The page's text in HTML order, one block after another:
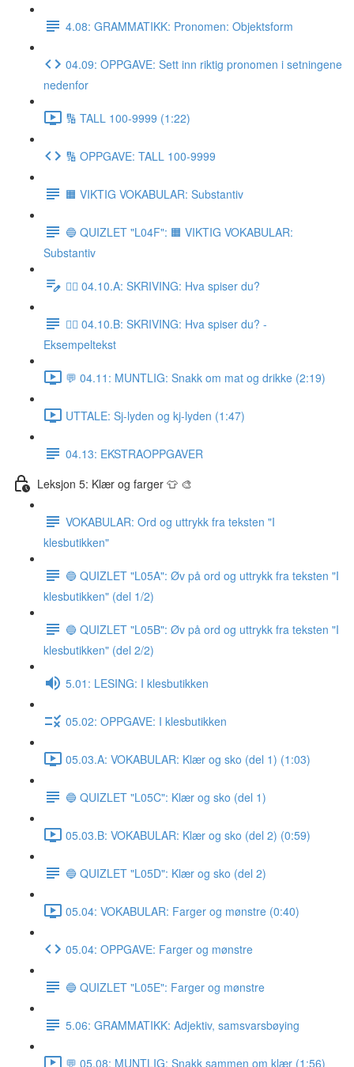
4.08: GRAMMATIKK: Pronomen: Objektsform
04.09: OPPGAVE: Sett inn riktig pronomen i setningene
nedenfor
🔢 TALL 100-9999 (1:22)
🔢 OPPGAVE: TALL 100-9999
🟧 VIKTIG VOKABULAR: Substantiv
🔵 QUIZLET "L04F": 🟧 VIKTIG VOKABULAR:
Substantiv
✍🏼 04.10.A: SKRIVING: Hva spiser du?
✍🏼 04.10.B: SKRIVING: Hva spiser du? -
Eksempeltekst
💬 04.11: MUNTLIG: Snakk om mat og drikke (2:19)
UTTALE: Sj-lyden og kj-lyden (1:47)
04.13: EKSTRAOPPGAVER
Leksjon 5: Klær og farger 👕 🎨
VOKABULAR: Ord og uttrykk fra teksten "I
klesbutikken"
🔵 QUIZLET "L05A": Øv på ord og uttrykk fra teksten "I
klesbutikken" (del 1/2)
🔵 QUIZLET "L05B": Øv på ord og uttrykk fra teksten "I
klesbutikken" (del 2/2)
5.01: LESING: I klesbutikken
05.02: OPPGAVE: I klesbutikken
05.03.A: VOKABULAR: Klær og sko (del 1) (1:03)
🔵 QUIZLET "L05C": Klær og sko (del 1)
05.03.B: VOKABULAR: Klær og sko (del 2) (0:59)
🔵 QUIZLET "L05D": Klær og sko (del 2)
05.04: VOKABULAR: Farger og mønstre (0:40)
05.04: OPPGAVE: Farger og mønstre
🔵 QUIZLET "L05E": Farger og mønstre
5.06: GRAMMATIKK: Adjektiv, samsvarsbøying
💬 05.08: MUNTLIG: Snakk sammen om klær (1:56)